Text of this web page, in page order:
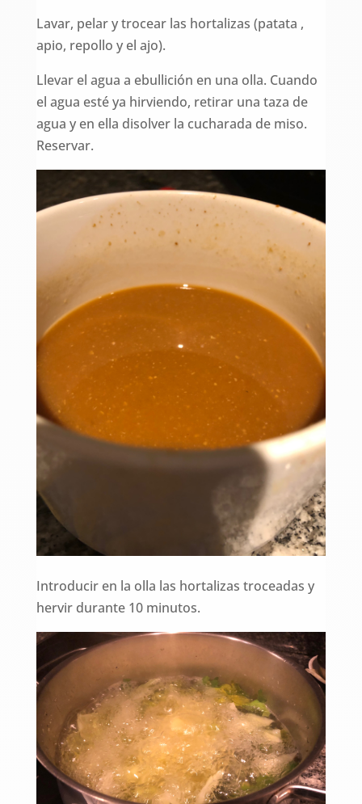
Lavar, pelar y trocear las hortalizas (patata ,
apio, repollo y el ajo).
Llevar el agua a ebullición en una olla. Cuando
el agua esté ya hirviendo, retirar una taza de
agua y en ella disolver la cucharada de miso.
Reservar.
Introducir en la olla las hortalizas troceadas y
hervir durante 10 minutos.